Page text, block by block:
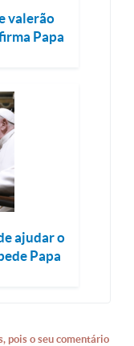
valerão
Papa
ajudar o
Papa
pois o seu comentário